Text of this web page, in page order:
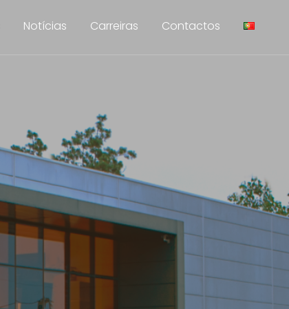
Notícias Carreiras Contactos